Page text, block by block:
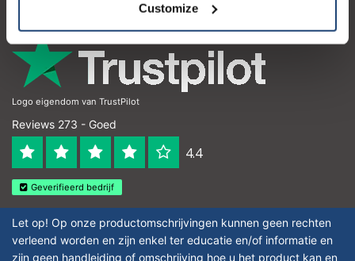
Customize
Logo eigendom van TrustPilot
Reviews 273 - Goed
4.4
Geverifieerd bedrijf
Let op! Op onze productomschrijvingen kunnen geen rechten
verleend worden en zijn enkel ter educatie en/of informatie en
zijn geen handleiding of omschrijving hoe u het product kan en